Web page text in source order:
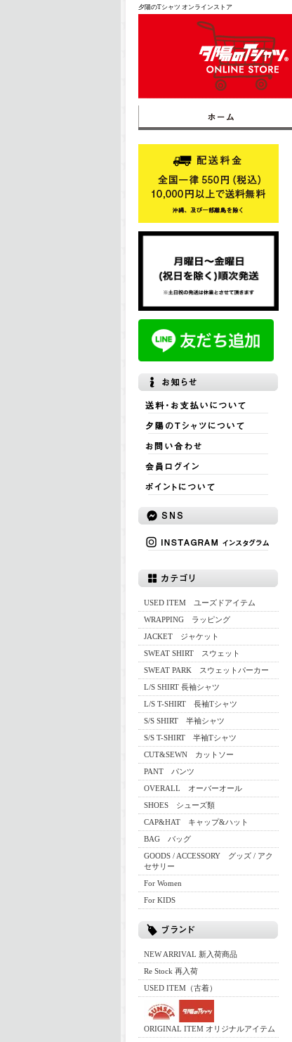
夕陽のTシャツ オンラインストア
USED ITEM ユーズドアイテム
WRAPPING ラッピング
JACKET ジャケット
SWEAT SHIRT スウェット
SWEAT PARK スウェットパーカー
L/S SHIRT 長袖シャツ
L/S T-SHIRT 長袖Tシャツ
S/S SHIRT 半袖シャツ
S/S T-SHIRT 半袖Tシャツ
CUT&SEWN カットソー
PANT パンツ
OVERALL オーバーオール
SHOES シューズ類
CAP&HAT キャップ&ハット
BAG バッグ
GOODS / ACCESSORY グッズ / アク
セサリー
For Women
For KIDS
NEW ARRIVAL 新入荷商品
Re Stock 再入荷
USED ITEM（古着）
ORIGINAL ITEM オリジナルアイテム